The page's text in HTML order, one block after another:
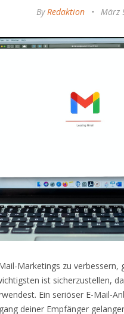
ByRedaktion • März
Marketings zu verbessern,
ist sicherzustellen,
Ein seriöser E-Mail-
deiner Empfänger